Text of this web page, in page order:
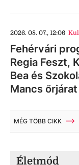
2026. 08. 07., 12:06
Fehérvári
Regia Feszt,
Bea és
Mancs
MÉG TÖBB CIKK
Életmód